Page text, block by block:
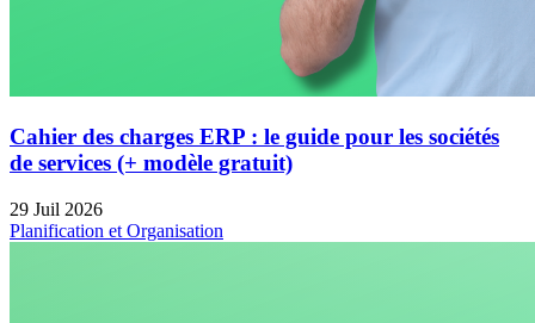
Cahier des charges ERP : le guide pour les sociétés
de services (+ modèle gratuit)
29 Juil 2026
Planification et Organisation